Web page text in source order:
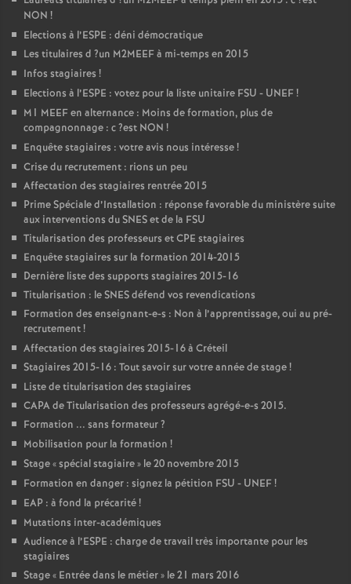
NON !
Elections à l’ESPE : déni démocratique
Les titulaires d ?un M2MEEFà mi-temps en 2015
Infos stagiaires !
Elections à l’ESPE : votez pour la liste unitaire FSU - UNEF!
M1 MEEFen alternance : Moins de formation, plus de
compagnonnage : c?est NON !
Enquête stagiaires : votre avis nous intéresse!
Crise du recrutement : rions un peu
Affectation des stagiaires rentrée 2015
Prime Spéciale d’Installation : réponse favorable du ministère suite
aux interventions duSNESet de la FSU
Titularisation des professeurs etCPE stagiaires
Enquête stagiaires sur la formation 2014-2015
Dernière liste des supports stagiaires 2015-16
Titularisation : leSNESdéfend vos revendications
Formation des enseignant-e-s : Non à l’apprentissage, oui au pré-
recrutement!
Affectation des stagiaires 2015-16 à Créteil
Stagiaires 2015-16 : Tout savoir sur votre année de stage!
Liste de titularisation des stagiaires
CAPAde Titularisation des professeurs agrégé-e-s 2015.
Formation ... sans formateur?
Mobilisation pour la formation !
Stage «spécial stagiaire» le 20 novembre 2015
Formation en danger : signez la pétition FSU - UNEF!
EAP : à fond la précarité!
Mutations inter-académiques
Audience à l’ESPE : charge de travail très importante pour les
stagiaires
Stage « Entrée dans le métier» le 21 mars 2016